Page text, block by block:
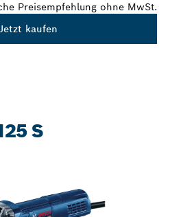
Preisempfehlung ohne MwSt.
kaufen
S